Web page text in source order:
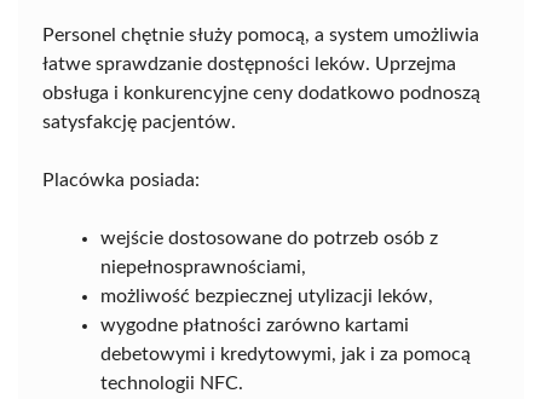
Personel chętnie służy pomocą, a system umożliwia
łatwe sprawdzanie dostępności leków. Uprzejma
obsługa i konkurencyjne ceny dodatkowo podnoszą
satysfakcję pacjentów.
Placówka posiada:
wejście dostosowane do potrzeb osób z
niepełnosprawnościami,
możliwość bezpiecznej utylizacji leków,
wygodne płatności zarówno kartami
debetowymi i kredytowymi, jak i za pomocą
technologii NFC.